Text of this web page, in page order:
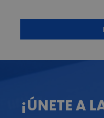
¡ÚNETE A